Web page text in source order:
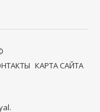
КАРТА САЙТА
.